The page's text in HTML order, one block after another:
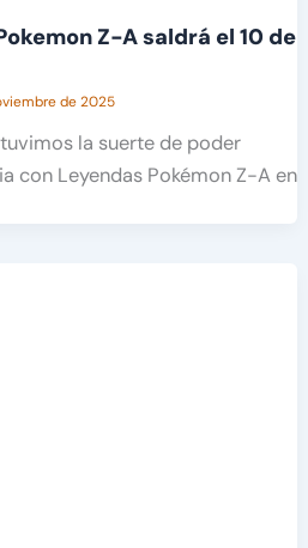
Z-A saldrá el 10 de
de 2025
la suerte de poder
con Leyendas Pokémon Z-A en